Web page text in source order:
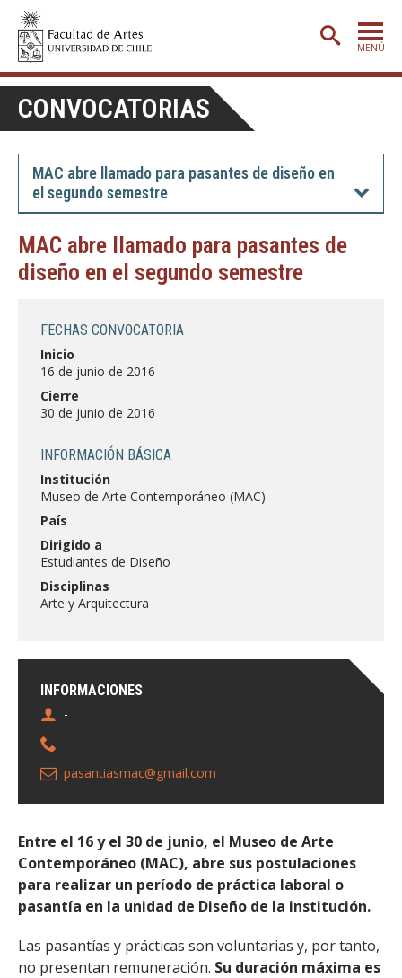
MENÚ
PORTADA
ADMISIÓN
ETAPA BÁSICA
POSTGRADO
EXTENSIÓN
BIBLIOTECA
DEPARTAMENTOS
Estudiantes
Académicas/os
CONVOCATORIAS
MAC abre llamado para pasantes de diseño en
el segundo semestre
MAC abre llamado para pasantes de
diseño en el segundo semestre
INFORMACIONES
-
-
pasantiasmac@gmail.com
FECHAS CONVOCATORIA
Inicio
16 de junio de 2016
Cierre
30 de junio de 2016
INFORMACIÓN BÁSICA
Institución
Museo de Arte Contemporáneo (MAC)
País
Dirigido a
Estudiantes de Diseño
Disciplinas
Arte y Arquitectura
Entre el 16 y el 30 de junio, el Museo de Arte
Contemporáneo (MAC), abre sus postulaciones
para realizar un período de práctica laboral o
pasantía en la unidad de Diseño de la institución.
Las pasantías y prácticas son voluntarias y, por tanto,
no presentan remuneración. Su duración máxima es